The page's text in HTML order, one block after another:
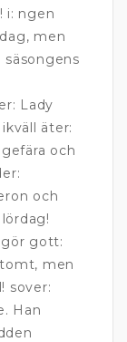
i: ngen
men
säsongens
Lady
äter:
och
och
gör gott:
men
sover:
Han